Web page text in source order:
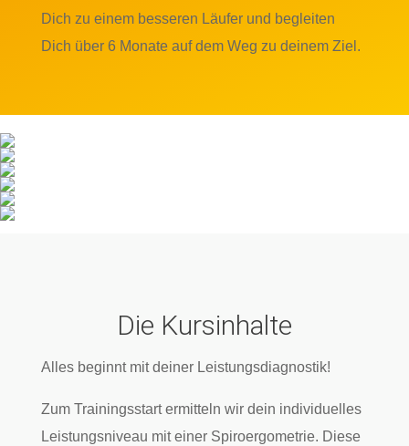
Dich zu einem besseren Läufer und begleiten
Dich über 6 Monate auf dem Weg zu deinem Ziel.
Die Kursinhalte
Alles beginnt mit deiner Leistungsdiagnostik!
Zum Trainingsstart ermitteln wir dein individuelles
Leistungsniveau mit einer Spiroergometrie. Diese